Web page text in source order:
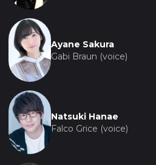
Ayane Sakura
Gabi Braun (voice)
Natsuki Hanae
Falco Grice (voice)